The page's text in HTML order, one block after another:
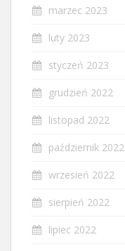
marzec 2023
luty 2023
styczeń 2023
grudzień 2022
listopad 2022
październik 2022
wrzesień 2022
sierpień 2022
lipiec 2022